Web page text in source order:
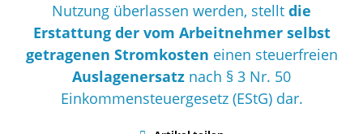
Nutzung überlassen werden, stellt die
Erstattung der vom Arbeitnehmer selbst
getragenen Stromkosten einen steuerfreien
Auslagenersatz nach § 3 Nr. 50
Einkommensteuergesetz (EStG) dar.